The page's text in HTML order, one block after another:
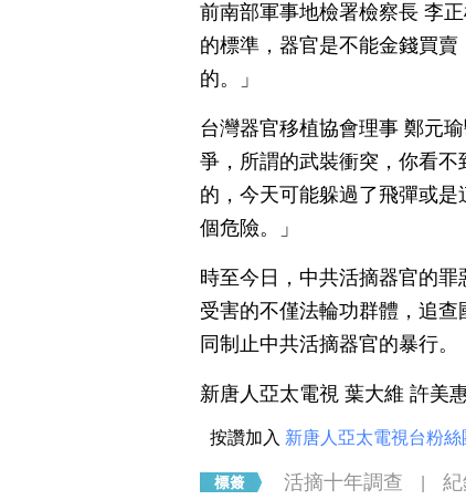
前南部軍事地檢署檢察長 李
的標準，器官是不能金錢買
的。」
台灣器官移植協會理事 鄭元
爭，所謂的武裝衝突，你看
的，今天可能躲過了飛彈或
個危險。」
時至今日，中共活摘器官的罪
受害的不僅法輪功群體，追
同制止中共活摘器官的暴行。
新唐人亞太電視 葉大維 許美
按讚加入 新唐人亞太電視台粉絲
活摘十年調查